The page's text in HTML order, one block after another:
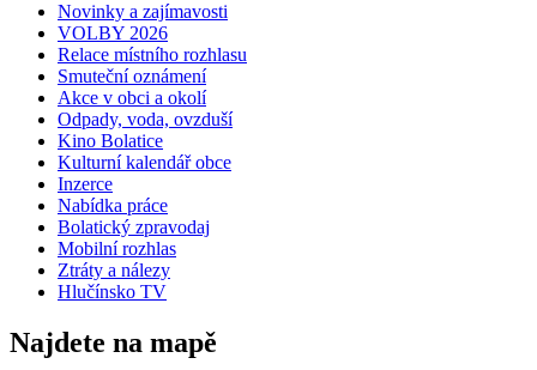
Novinky a zajímavosti
VOLBY 2026
Relace místního rozhlasu
Smuteční oznámení
Akce v obci a okolí
Odpady, voda, ovzduší
Kino Bolatice
Kulturní kalendář obce
Inzerce
Nabídka práce
Bolatický zpravodaj
Mobilní rozhlas
Ztráty a nálezy
Hlučínsko TV
Najdete na mapě